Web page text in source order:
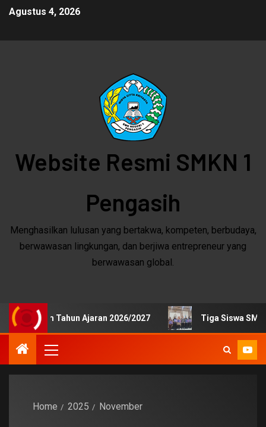
Agustus 4, 2026
Website Resmi SMKN 1
Pengasih
Menghasilkan lulusan yang bertakwa, kompeten, berbudaya,
berwawasan lingkungan, dan berjiwa entrepreneur yang
berwawasan global.
Tahun Ajaran 2026/2027 Tiga Siswa SMKN 1
Home 2025 November